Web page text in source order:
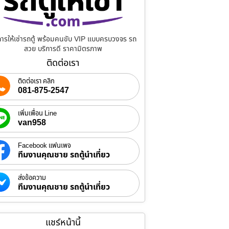
รให้เช่ารถตู้ พร้อมคนขับ VIP แบบครบวงจร รถ
สวย บริการดี ราคามิตรภาพ
ติดต่อเรา
ติดต่อเรา คลิก
081-875-2547
เพิ่มเพื่อน Line
van958
Facebook แฟนเพจ
ทีมงานคุณชาย รถตู้นำเที่ยว
ส่งข้อความ
ทีมงานคุณชาย รถตู้นำเที่ยว
แชร์หน้านี้